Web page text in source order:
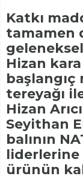
Katkı
tamamen
Hizan
başlangıç
tereyağı
Hizan
Seyithan
balının
liderlerine
ürünün